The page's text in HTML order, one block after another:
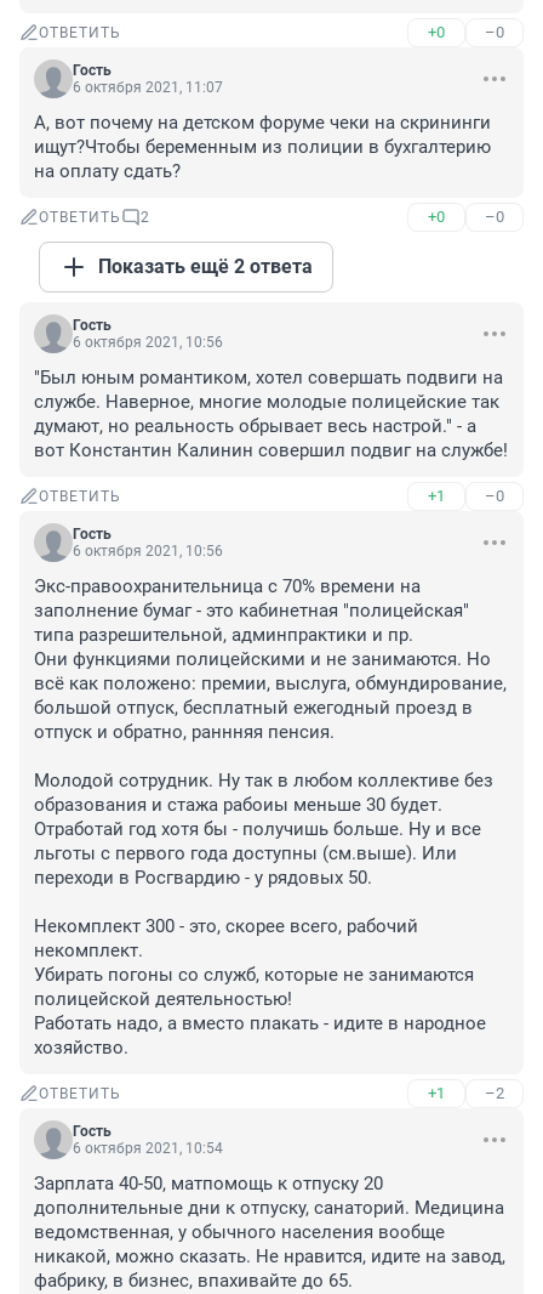
ОТВЕТИТЬ +0 –0
Гость
6 октября 2021, 11:07
А, вот почему на детском форуме чеки на скрининги
ищут?Чтобы беременным из полиции в бухгалтерию
на оплату сдать?
ОТВЕТИТЬ 2 +0 –0
Показать ещё 2 ответа
Гость
6 октября 2021, 10:56
"Был юным романтиком, хотел совершать подвиги на
службе. Наверное, многие молодые полицейские так
думают, но реальность обрывает весь настрой." - а
вот Константин Калинин совершил подвиг на службе!
ОТВЕТИТЬ +1 –0
Гость
6 октября 2021, 10:56
Экс-правоохранительница с 70% времени на
заполнение бумаг - это кабинетная "полицейская"
типа разрешительной, админпрактики и пр.
Они функциями полицейскими и не занимаются. Но
всё как положено: премии, выслуга, обмундирование,
большой отпуск, бесплатный ежегодный проезд в
отпуск и обратно, раннняя пенсия.
Молодой сотрудник. Ну так в любом коллективе без
образования и стажа рабоиы меньше 30 будет.
Отработай год хотя бы - получишь больше. Ну и все
льготы с первого года доступны (см.выше). Или
переходи в Росгвардию - у рядовых 50.
Некомплект 300 - это, скорее всего, рабочий
некомплект.
Убирать погоны со служб, которые не занимаются
полицейской деятельностью!
Работать надо, а вместо плакать - идите в народное
хозяйство.
ОТВЕТИТЬ +1 –2
Гость
6 октября 2021, 10:54
Зарплата 40-50, матпомощь к отпуску 20
дополнительные дни к отпуску, санаторий. Медицина
ведомственная, у обычного населения вообще
никакой, можно сказать. Не нравится, идите на завод,
фабрику, в бизнес, впахивайте до 65.